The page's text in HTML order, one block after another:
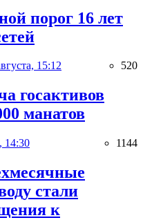
порог 16 лет
15:12 520
госактивов
манатов
14:30 1144
стали
к